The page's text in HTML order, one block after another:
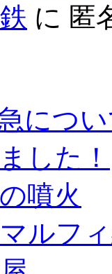
に 匿
につ
した！
噴火
ルフ